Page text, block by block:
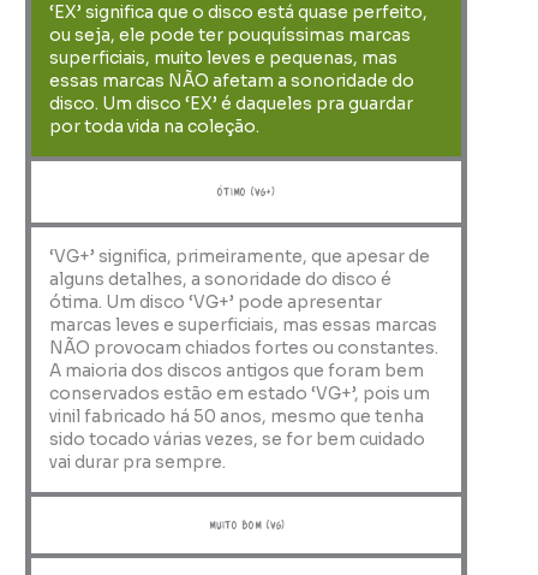
‘EX’ significa que o disco está quase perfeito,
ou seja, ele pode ter pouquíssimas marcas
superficiais, muito leves e pequenas, mas
essas marcas NÃO afetam a sonoridade do
disco. Um disco ‘EX’ é daqueles pra guardar
por toda vida na coleção.
ótimo (VG+)
‘VG+’ significa, primeiramente, que apesar de
alguns detalhes, a sonoridade do disco é
ótima. Um disco ‘VG+’ pode apresentar
marcas leves e superficiais, mas essas marcas
NÃO provocam chiados fortes ou constantes.
A maioria dos discos antigos que foram bem
conservados estão em estado ‘VG+’, pois um
vinil fabricado há 50 anos, mesmo que tenha
sido tocado várias vezes, se for bem cuidado
vai durar pra sempre.
muito bom (VG)